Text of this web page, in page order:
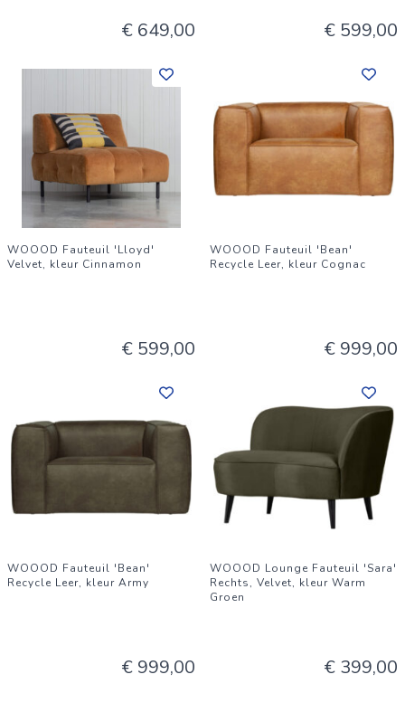
€ 649,00 € 599,00
WOOOD Fauteuil 'Lloyd'
Velvet, kleur Cinnamon
€ 599,00
WOOOD Fauteuil 'Bean'
Recycle Leer, kleur Cognac
€ 999,00
WOOOD Fauteuil 'Bean'
Recycle Leer, kleur Army
€ 999,00
WOOOD Lounge Fauteuil 'Sara'
Rechts, Velvet, kleur Warm
Groen
€ 399,00